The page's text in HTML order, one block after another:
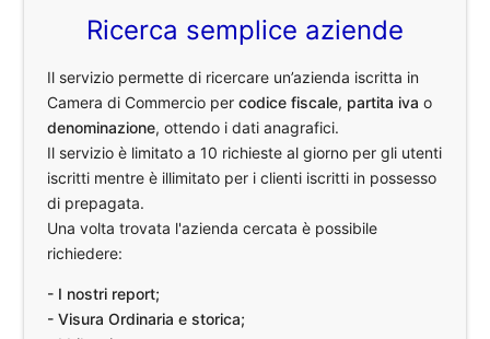
Ricerca semplice aziende
Il servizio permette di ricercare un’azienda iscritta in
Camera di Commercio percodice fiscale, partita iva o
denominazione, ottendo i dati anagrafici.
Il servizio è limitato a 10 richieste al giorno per gli utenti
iscritti mentre è illimitato per i clienti iscritti in possesso
di prepagata.
Una volta trovata l'azienda cercata è possibile
richiedere:
- I nostri report;
- Visura Ordinaria e storica;